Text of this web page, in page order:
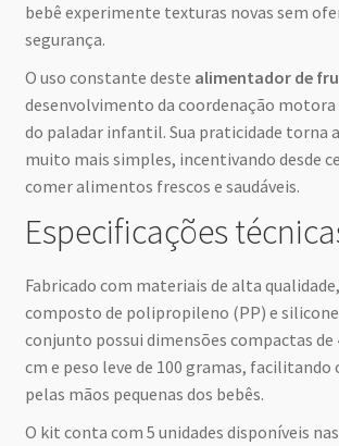
bebê experimente texturas novas sem
segurança.
O uso constante deste alimentador de
desenvolvimento da coordenação
do paladar infantil. Sua praticidade torna
muito mais simples, incentivando desde
comer alimentos frescos e saudáveis.
Especificações
Fabricado com materiais de alta
composto de polipropileno (PP) e
conjunto possui dimensões compactas de
cm e peso leve de 100 gramas, facilitando
pelas mãos pequenas dos bebês.
O kit conta com 5 unidades disponíveis